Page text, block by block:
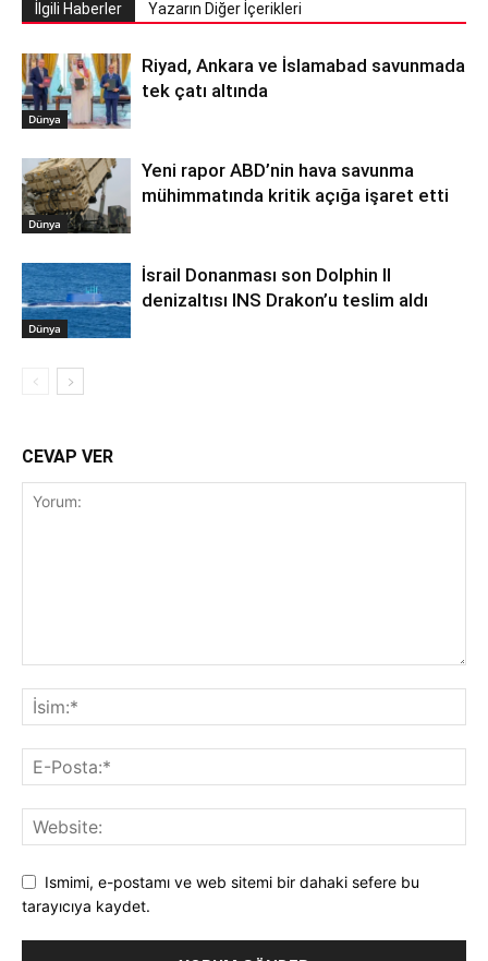
İlgili Haberler Yazarın Diğer İçerikleri
Dünya
Riyad, Ankara ve İslamabad savunmada
tek çatı altında
Dünya
Yeni rapor ABD’nin hava savunma
mühimmatında kritik açığa işaret etti
Dünya
İsrail Donanması son Dolphin II
denizaltısı INS Drakon’u teslim aldı
CEVAP VER
Ismimi, e-postamı ve web sitemi bir dahaki sefere bu
tarayıcıya kaydet.